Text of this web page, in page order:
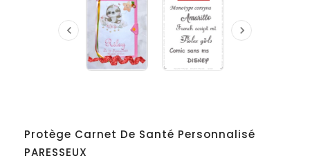
 
Protège Carnet De Santé Personnalisé
PARESSEUX